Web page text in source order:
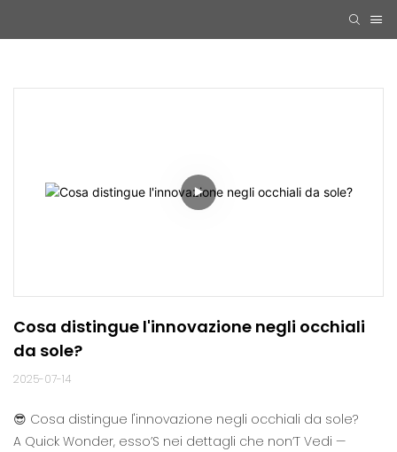
Cosa distingue l'innovazione negli occhiali
da sole?
2025-07-14
😎 Cosa distingue l'innovazione negli occhiali da sole?
A Quick Wonder, esso’S nei dettagli che non’T Vedi —